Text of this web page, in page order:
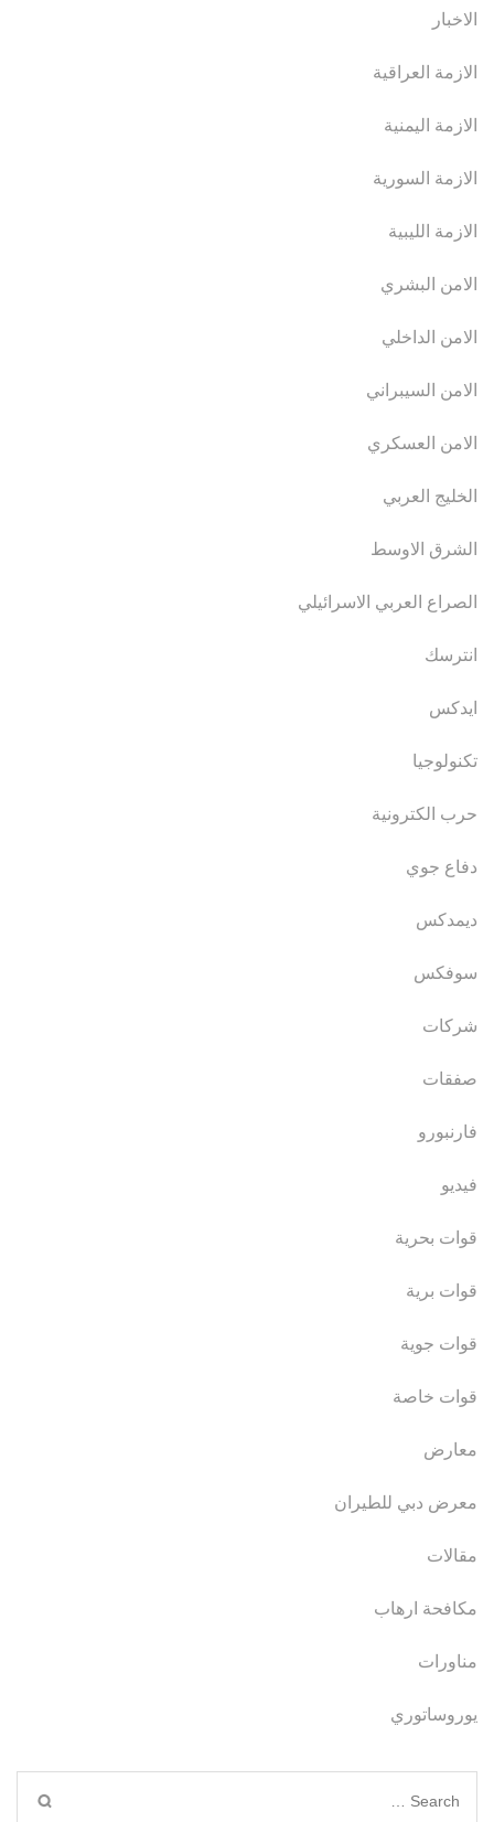
الاخبار
الازمة العراقية
الازمة اليمنية
الازمة السورية
الازمة الليبية
الامن البشري
الامن الداخلي
الامن السيبراني
الامن العسكري
الخليج العربي
الشرق الاوسط
الصراع العربي الاسرائيلي
انترسك
ايدكس
تكنولوجيا
حرب الكترونية
دفاع جوي
ديمدكس
سوفكس
شركات
صفقات
فارنبورو
فيديو
قوات بحرية
قوات برية
قوات جوية
قوات خاصة
معارض
معرض دبي للطيران
مقالات
مكافحة ارهاب
مناورات
يوروساتوري
Search